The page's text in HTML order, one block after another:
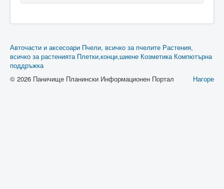
Авточасти и аксесоари Пчели, всичко за пчелите Растения,
всичко за растенията Плетки,конци,шиене Козметика Компютърна
поддръжка
Нагоре
© 2026 Паничище Планински Информационен Портал